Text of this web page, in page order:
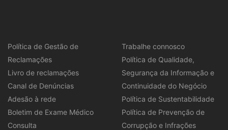
Política de Gestão de
Reclamações
Livro de reclamações
Canal de Denúncias
Adesão à rede
Boletim de Exame Médico
Consulta
Trabalhe connosco
Política de Qualidade,
Segurança da Informação e
Continuidade do Negócio
Política de Sustentabilidade
Política de Prevenção de
Corrupção e Infrações